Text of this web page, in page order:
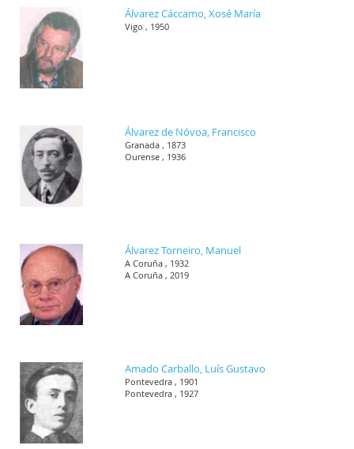
Álvarez Cáccamo, Xosé María
Vigo , 1950
Álvarez de Nóvoa, Francisco
Granada , 1873
Ourense , 1936
Álvarez Torneiro, Manuel
A Coruña , 1932
A Coruña , 2019
Amado Carballo, Luís Gustavo
Pontevedra , 1901
Pontevedra , 1927